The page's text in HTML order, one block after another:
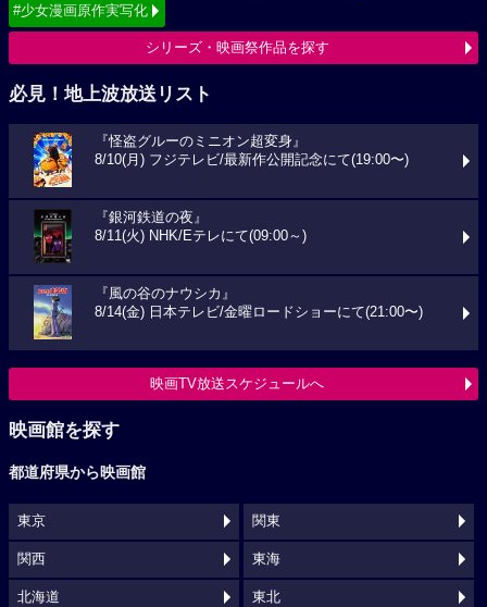
#少女漫画原作実写化
シリーズ・映画祭作品を探す
必見！地上波放送リスト
『怪盗グルーのミニオン超変身』
8/10(月) フジテレビ/最新作公開記念にて(19:00〜)
『銀河鉄道の夜』
8/11(火) NHK/Eテレにて(09:00～)
『風の谷のナウシカ』
8/14(金) 日本テレビ/金曜ロードショーにて(21:00〜)
映画TV放送スケジュールへ
映画館を探す
都道府県から映画館
東京 関東
関西 東海
北海道 東北